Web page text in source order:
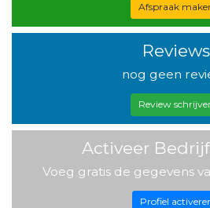
Afspraak
Reviews
nog geen
Review
Activeer
Voeg gratis de gegevens
Profiel